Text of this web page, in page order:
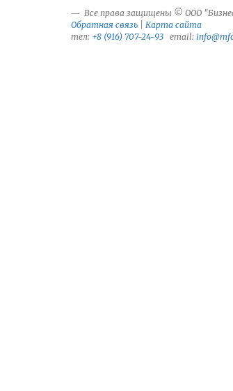
Все права защищены © ООО
Обратная связь
Карта сайта
тел: +8 (916) 707-24-93 email: